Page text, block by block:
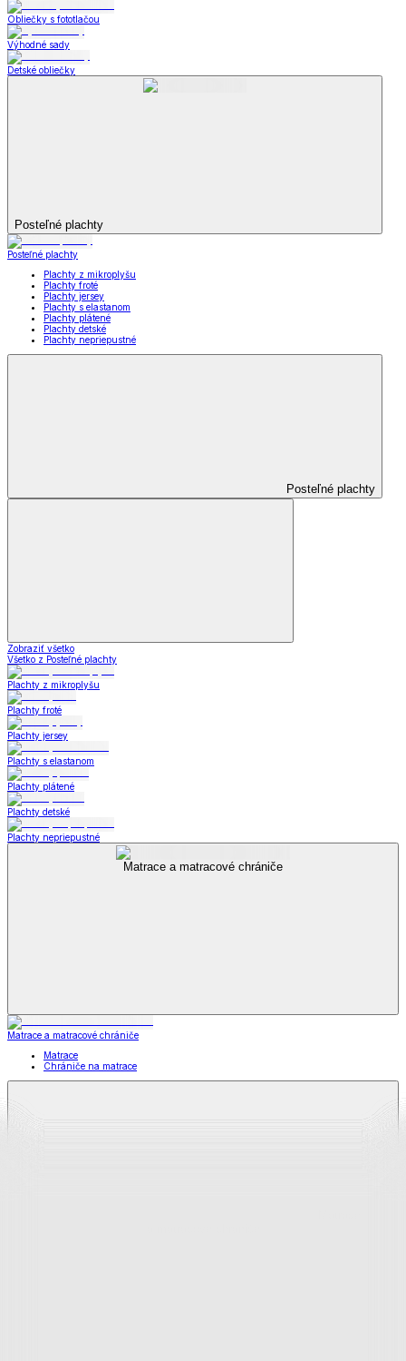
Obliečky s fototlačou
Výhodné sady
Detské obliečky
Posteľné plachty
Posteľné plachty
Plachty z mikroplyšu
Plachty froté
Plachty jersey
Plachty s elastanom
Plachty plátené
Plachty detské
Plachty nepriepustné
Posteľné plachty
Zobraziť všetko
Všetko z Posteľné plachty
Plachty z mikroplyšu
Plachty froté
Plachty jersey
Plachty s elastanom
Plachty plátené
Plachty detské
Plachty nepriepustné
Matrace a matracové chrániče
Matrace a matracové chrániče
Matrace
Chrániče na matrace